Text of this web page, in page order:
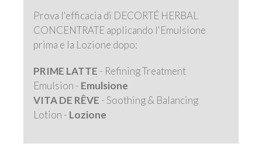
Prova l'efficacia di DECORTÉ HERBAL
CONCENTRATE applicando l'Emulsione
prima e la Lozione dopo:
PRIME LATTE - Refining Treatment
Emulsion - Emulsione
VITA DE RÊVE - Soothing & Balancing
Lotion - Lozione